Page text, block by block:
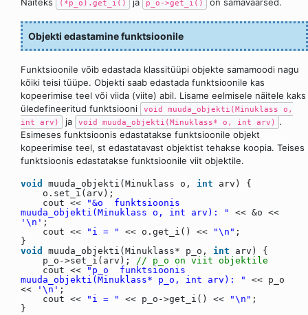
(*p_o).get_i() p_o->get_i()
Objekti edastamine funktsioonile
Funktsioonile võib edastada klassitüüpi objekte samamoodi nagu
kõiki teisi tüüpe. Objekti saab edastada funktsioonile kas
kopeerimise teel või viida (viite) abil. Lisame eelmisele näitele kaks
üledefineeritud funktsiooni
void muuda_objekti(Minuklass o,
int arv)
ja void muuda_objekti(Minuklass* o, int arv) .
Esimeses funktsioonis edastatakse funktsioonile objekt
kopeerimise teel, st edastatavast objektist tehakse koopia. Teises
funktsioonis edastatakse funktsioonile viit objektile.
void muuda_objekti(Minuklass o, int
arv) {
o.set_i(arv);
cout <<
"&o funktsioonis
muuda_objekti(Minuklass o, int arv): "
<< &o <<
'\n' ;
cout <<
"i = " << o.get_i() << "\n" ;
}
void
muuda_objekti(Minuklass* p_o, int
arv) {
p_o->set_i(arv); // p_o on viit objektile
cout <<
"p_o funktsioonis
muuda_objekti(Minuklass* p_o, int arv): "
<< p_o
<<
'\n' ;
cout <<
"i = " << p_o->get_i() << "\n" ;
}